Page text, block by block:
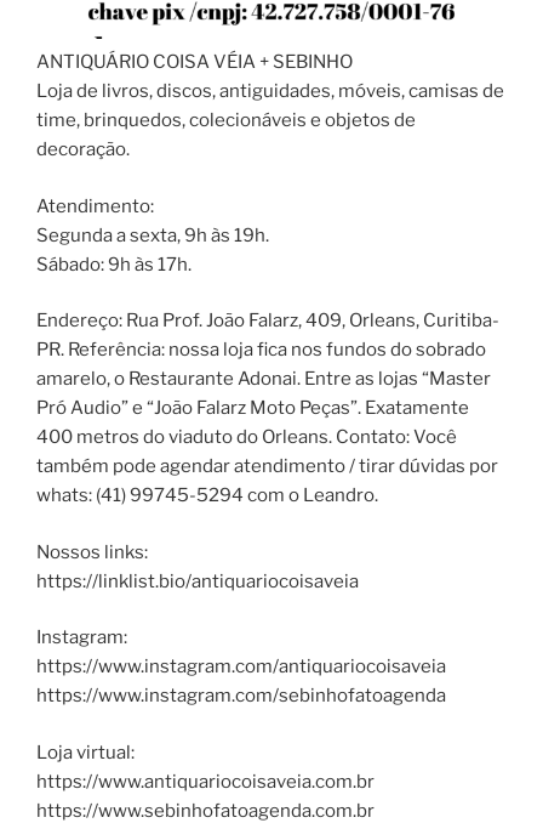
ANTIQUÁRIO COISA VÉIA + SEBINHO
Loja de livros, discos, antiguidades, móveis, camisas de
time, brinquedos, colecionáveis e objetos de
decoração.
Atendimento:
Segunda a sexta, 9h às 19h.
Sábado: 9h às 17h.
Endereço: Rua Prof. João Falarz, 409, Orleans, Curitiba-
PR. Referência: nossa loja fica nos fundos do sobrado
amarelo, o Restaurante Adonai. Entre as lojas “Master
Pró Audio” e “João Falarz Moto Peças”. Exatamente
400 metros do viaduto do Orleans. Contato: Você
também pode agendar atendimento / tirar dúvidas por
whats: (41) 99745-5294 com o Leandro.
Nossos links:
https://linklist.bio/antiquariocoisaveia
Instagram:
https://www.instagram.com/antiquariocoisaveia
https://www.instagram.com/sebinhofatoagenda
Loja virtual:
https://www.antiquariocoisaveia.com.br
https://www.sebinhofatoagenda.com.br